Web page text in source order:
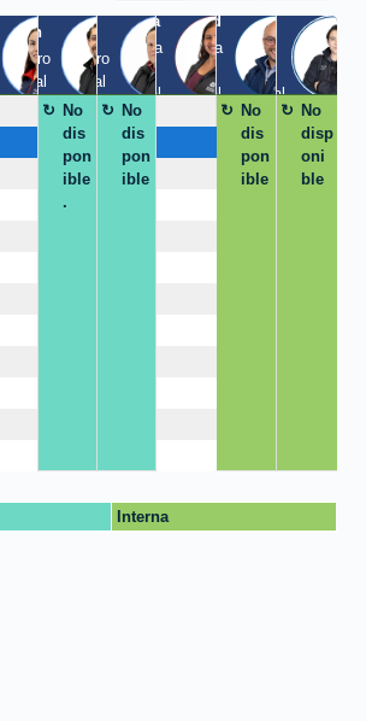
Milton
Claustro
/ Virtual
Diego
Claustro
/ Virtual
Tania
Quinta
/
Virtual
Yesid
Quinta
/
Virtual
Luis
EIC /
Virtual
No
dis
pon
ible
.
No
dis
pon
ible
No
dis
pon
ible
No
disp
oni
ble
Interna